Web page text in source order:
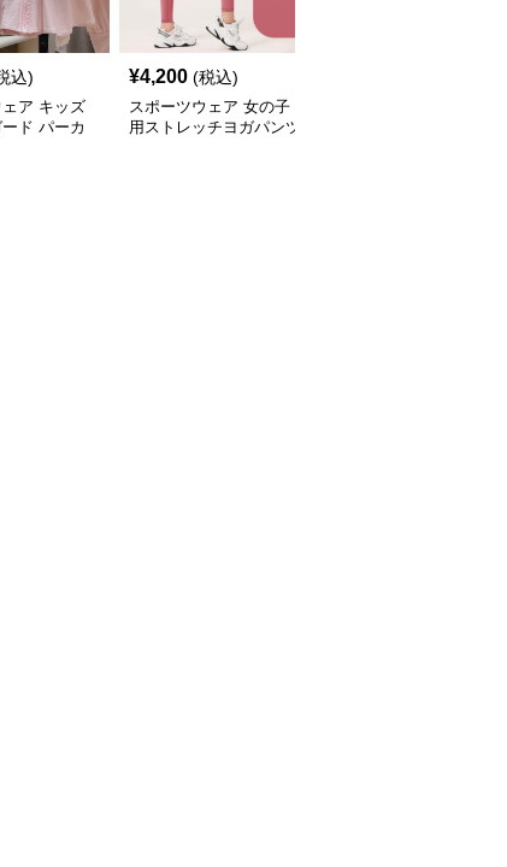
込)
ア キッズ
ド パーカ
¥4,200 (税込)
スポーツウェア 女の子
用ストレッチヨガパンツ